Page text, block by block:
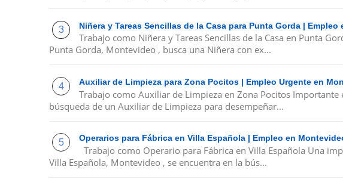
Niñera y Tareas Sencillas de la Casa para Punta Gorda | Empleo
Trabajo como Niñera y Tareas Sencillas de la Casa en Punta
Punta Gorda, Montevideo , busca una Niñera con ex...
Auxiliar de Limpieza para Zona Pocitos | Empleo Urgente en
Trabajo como Auxiliar de Limpieza en Zona Pocitos Importante
búsqueda de un Auxiliar de Limpieza para desempeñar...
Operarios para Fábrica en Villa Española | Empleo en
Trabajo como Operario para Fábrica en Villa Española Una
Villa Española, Montevideo , se encuentra en la bús...